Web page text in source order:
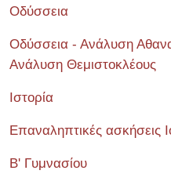
Οδύσσεια
Οδύσσεια - Ανάλυση
Ανάλυση Θεμιστοκλέους
Ιστορία
Επαναληπτικές ασκήσεις
Β' Γυμνασίου